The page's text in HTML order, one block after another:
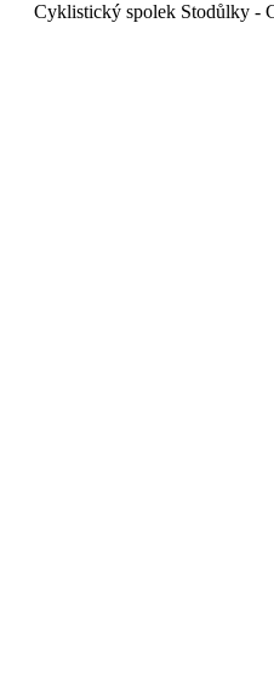
Cyklistický spolek Stodůlky -